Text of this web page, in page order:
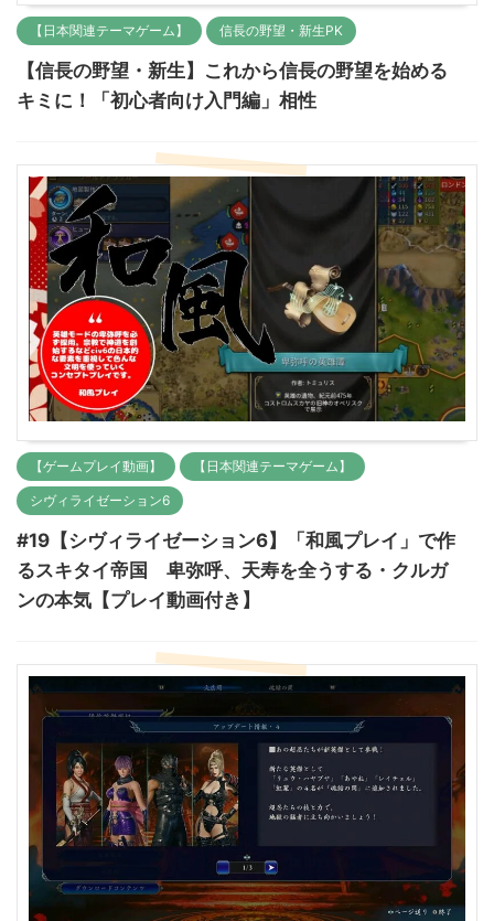
【日本関連テーマゲーム】 信長の野望・新生PK
【信長の野望・新生】これから信長の野望を始める
キミに！「初心者向け入門編」相性
【ゲームプレイ動画】 【日本関連テーマゲーム】
シヴィライゼーション6
#19【シヴィライゼーション6】「和風プレイ」で作
るスキタイ帝国 卑弥呼、天寿を全うする・クルガ
ンの本気【プレイ動画付き】